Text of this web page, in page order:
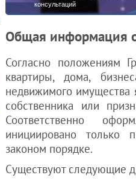
консультаций
Общая информация
Согласно положениям
квартиры, дома,
недвижимого имущества
собственника или
Соответственно
инициировано только
законом порядке.
Существуют следующие